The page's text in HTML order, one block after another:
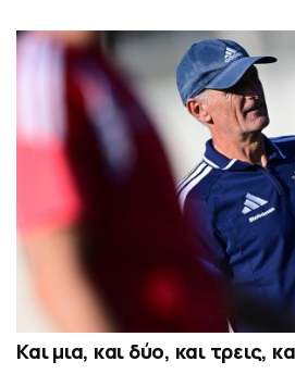
Και μια, και δύο, και τρεις,